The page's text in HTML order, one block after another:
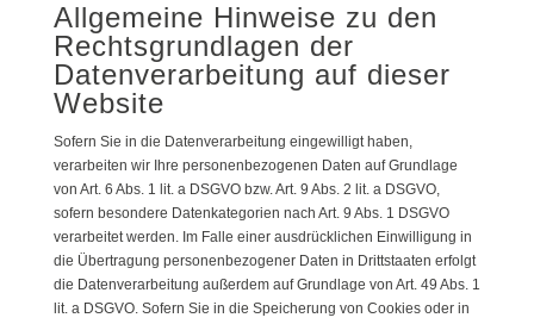
Allgemeine Hinweise zu den
Rechtsgrundlagen der
Datenverarbeitung auf dieser
Website
Sofern Sie in die Datenverarbeitung eingewilligt haben,
verarbeiten wir Ihre personenbezogenen Daten auf Grundlage
von Art. 6 Abs. 1 lit. a DSGVO bzw. Art. 9 Abs. 2 lit. a DSGVO,
sofern besondere Datenkategorien nach Art. 9 Abs. 1 DSGVO
verarbeitet werden. Im Falle einer ausdrücklichen Einwilligung in
die Übertragung personenbezogener Daten in Drittstaaten erfolgt
die Datenverarbeitung außerdem auf Grundlage von Art. 49 Abs. 1
lit. a DSGVO. Sofern Sie in die Speicherung von Cookies oder in